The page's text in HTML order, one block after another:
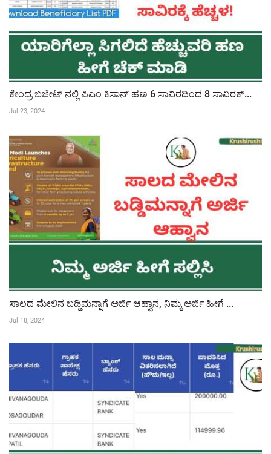
ಕೇಂದ್ರ ಬಜೇಟ್ ನಲ್ಲಿ ಪಿಎಂ ಕಿಸಾನ್ ಹಣ 6 ಸಾವಿರದಿಂದ 8 ಸಾವಿರಕ್...
Jul 23, 2024
ಸಾಲದ ಮೇಲಿನ ಬಡ್ಡಿಮನ್ನಾಗೆ ಅರ್ಜಿ ಆಹ್ವಾನ, ನಿಮ್ಮ ಅರ್ಜಿ ಹೀಗೆ ...
Jul 18, 2024